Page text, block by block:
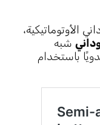
الأوتوماتيكية،
شبه
باستخدام